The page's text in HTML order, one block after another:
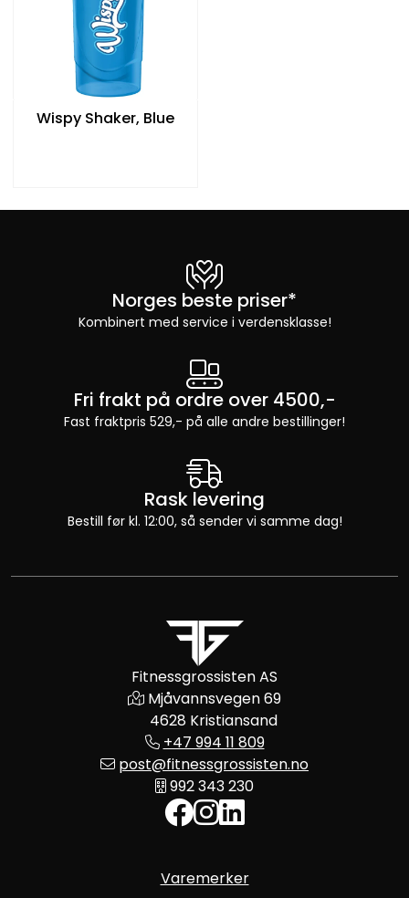
Wispy Shaker, Blue
Norges beste priser*
Kombinert med service i verdensklasse!
Fri frakt på ordre over 4500,-
Fast fraktpris 529,- på alle andre bestillinger!
Rask levering
Bestill før kl. 12:00, så sender vi samme dag!
Fitnessgrossisten AS
Mjåvannsvegen 69
4628 Kristiansand
+47 994 11 809
post@fitnessgrossisten.no
992 343 230
Varemerker